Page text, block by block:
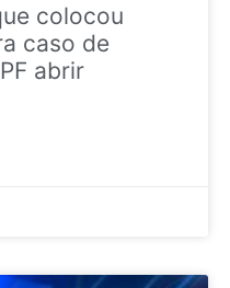
colocou
caso de
abrir